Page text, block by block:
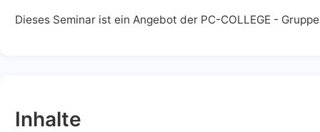
Dieses Seminar ist ein Angebot der PC-COLLEGE -
Inhalte